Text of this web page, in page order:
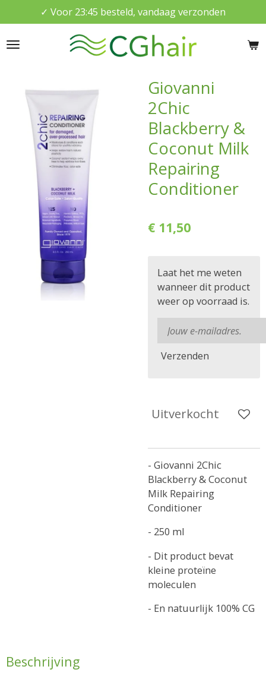
direct
naar
✓ Voor 23:45 besteld, vandaag verzonden
Giovanni
2Chic
Blackberry &
Coconut Milk
Repairing
Conditioner
€ 11,50
Laat het me weten
wanneer dit product
weer op voorraad is.
Verzenden
Uitverkocht
- Giovanni 2Chic
Blackberry & Coconut
Milk Repairing
Conditioner
- 250 ml
- Dit product bevat
kleine proteïne
moleculen
- En natuurlijk 100% CG
Beschrijving